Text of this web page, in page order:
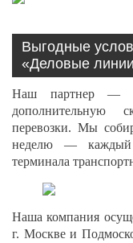
Выгодные
«Деловые
Наш партнер —
дополнительную
перевозки. Мы
неделю — каждый
терминала
Наша компания
г. Москве и